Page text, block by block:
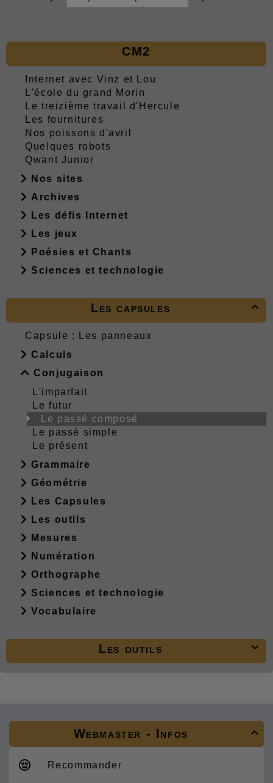
CM2
Internet avec Vinz et Lou
L'école du grand Morin
Le treizième travail d'Hercule
Les fournitures
Nos poissons d'avril
Quelques robots
Qwant Junior
Nos sites
Archives
Les défis Internet
Les jeux
Poésies et Chants
Sciences et technologie

Les capsules
Capsule : Les panneaux
Calculs
Conjugaison
L'imparfait
Le futur
Le passé composé
Le passé simple
Le présent
Grammaire
Géométrie
Les Capsules
Les outils
Mesures
Numération
Orthographe
Sciences et technologie
Vocabulaire

Les outils

Webmaster - Infos
Recommander